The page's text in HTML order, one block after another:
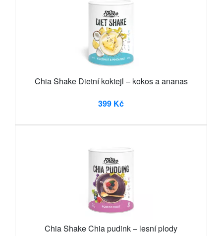
Chia Shake Dietní koktejl – kokos a ananas
399 Kč
Chia Shake Chia pudink – lesní plody